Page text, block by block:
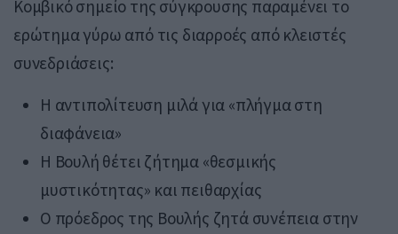
Κομβικό σημείο της σύγκρουσης παραμένει το
ερώτημα γύρω από τις διαρροές από κλειστές
συνεδριάσεις:
Η αντιπολίτευση μιλά για «πλήγμα στη
διαφάνεια»
Η Βουλή θέτει ζήτημα «θεσμικής
μυστικότητας» και πειθαρχίας
Ο πρόεδρος της Βουλής ζητά συνέπεια στην